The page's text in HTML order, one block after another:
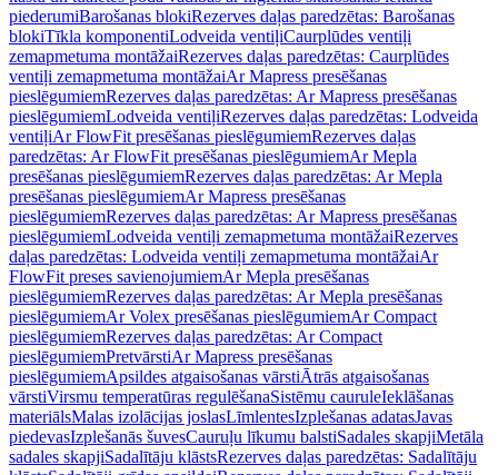
piederumiBarošanas blokiRezerves daļas paredzētas: Barošanas
blokiTīkla komponentiLodveida ventiļiCaurplūdes ventiļi
zemapmetuma montāžaiRezerves daļas paredzētas: Caurplūdes
ventiļi zemapmetuma montāžaiAr Mapress presēšanas
pieslēgumiemRezerves daļas paredzētas: Ar Mapress presēšanas
pieslēgumiemLodveida ventiļiRezerves daļas paredzētas: Lodveida
ventiļiAr FlowFit presēšanas pieslēgumiemRezerves daļas
paredzētas: Ar FlowFit presēšanas pieslēgumiemAr Mepla
presēšanas pieslēgumiemRezerves daļas paredzētas: Ar Mepla
presēšanas pieslēgumiemAr Mapress presēšanas
pieslēgumiemRezerves daļas paredzētas: Ar Mapress presēšanas
pieslēgumiemLodveida ventiļi zemapmetuma montāžaiRezerves
daļas paredzētas: Lodveida ventiļi zemapmetuma montāžaiAr
FlowFit preses savienojumiemAr Mepla presēšanas
pieslēgumiemRezerves daļas paredzētas: Ar Mepla presēšanas
pieslēgumiemAr Volex presēšanas pieslēgumiemAr Compact
pieslēgumiemRezerves daļas paredzētas: Ar Compact
pieslēgumiemPretvārstiAr Mapress presēšanas
pieslēgumiemApsildes atgaisošanas vārstiĀtrās atgaisošanas
vārstiVirsmu temperatūras regulēšanaSistēmu cauruleIeklāšanas
materiālsMalas izolācijas joslasLīmlentesIzplešanas adatasJavas
piedevasIzplešanās šuvesCauruļu līkumu balstiSadales skapjiMetāla
sadales skapjiSadalītāju klāstsRezerves daļas paredzētas: Sadalītāju